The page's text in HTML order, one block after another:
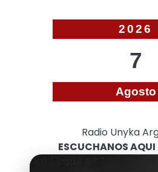
2026
7
Agosto
Radio Unyka
ESCUCHANOS